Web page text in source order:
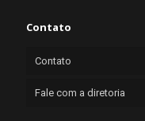
Contato
Contato
Fale com a diretoria